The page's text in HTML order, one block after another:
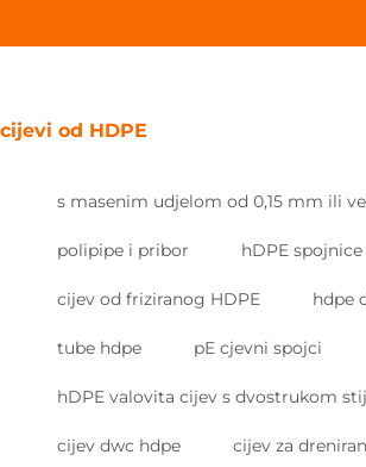
cijevi od HDPE
s masenim udjelom od 0,15 mm ili
polipipe i pribor hDPE spojnice
cijev od friziranog HDPE hdpe
tube hdpe pE cjevni spojci
hDPE valovita cijev s dvostrukom
cijev dwc hdpe cijev za